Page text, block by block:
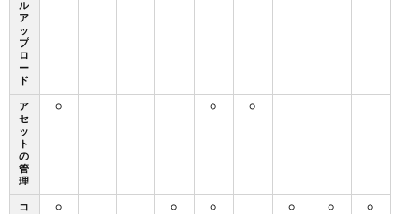
ル
ア
ッ
プ
ロ
ー
ド
ア
セ
ッ
ト
の
管
理
○ ○ ○
コ
○ ○ ○ ○ ○ ○